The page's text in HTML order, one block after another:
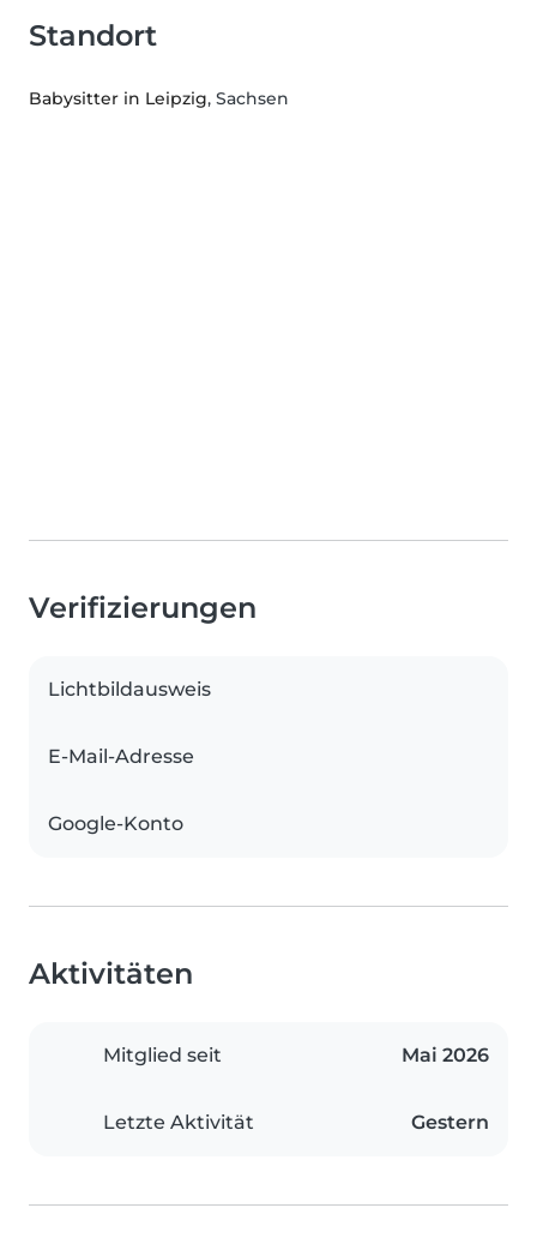
Standort
Babysitter in Leipzig, Sachsen
Verifizierungen
Lichtbildausweis
E-Mail-Adresse
Google-Konto
Aktivitäten
Mitglied seit Mai 2026
Letzte Aktivität Gestern